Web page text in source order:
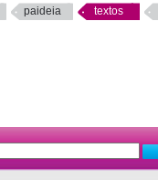
paideia textos